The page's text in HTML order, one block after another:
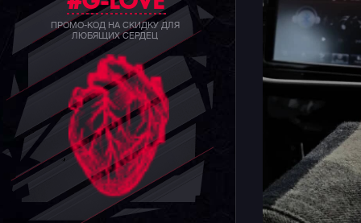
ПРОМО-КОД НА СКИДКУ ДЛЯ
ЛЮБЯЩИХ СЕРДЕЦ